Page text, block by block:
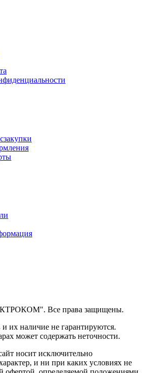
Все права защищены.
их наличие не гарантируются.
может содержать неточности.
носит исключительно
и ни при каких условиях не